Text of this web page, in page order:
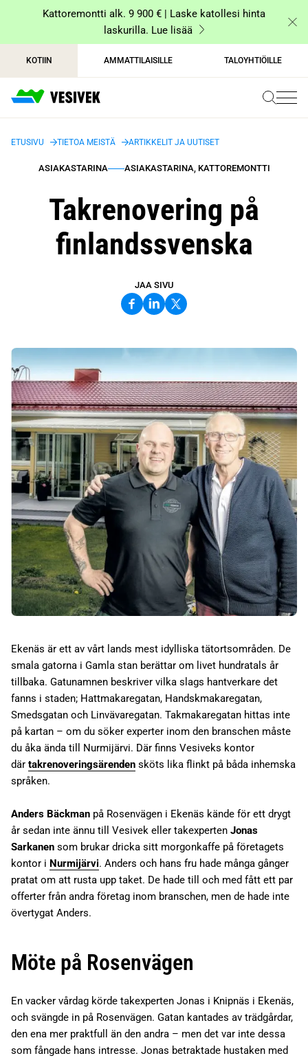
sisältöönKattoremontti alk. 9 900 € | Laske katollesi hinta
laskurilla. Lue lisää
KOTIIN AMMATTILAISILLE TALOYHTIÖILLE
ETUSIVU TIETOA MEISTÄ ARTIKKELIT JA UUTISET
ASIAKASTARINA ASIAKASTARINA, KATTOREMONTTI
Takrenovering på
finlandssvenska
JAA SIVU
Ekenäs är ett av vårt lands mest idylliska tätortsområden. De
smala gatorna i Gamla stan berättar om livet hundratals år
tillbaka. Gatunamnen beskriver vilka slags hantverkare det
fanns i staden; Hattmakaregatan, Handskmakaregatan,
Smedsgatan och Linvävaregatan. Takmakaregatan hittas inte
på kartan – om du söker experter inom den branschen måste
du åka ända till Nurmijärvi. Där finns Vesiveks kontor
där takrenoveringsärenden sköts lika flinkt på båda inhemska
språken.
Anders Bäckman på Rosenvägen i Ekenäs kände för ett drygt
år sedan inte ännu till Vesivek eller takexperten Jonas
Sarkanen som brukar dricka sitt morgonkaffe på företagets
kontor i Nurmijärvi. Anders och hans fru hade många gånger
pratat om att rusta upp taket. De hade till och med fått ett par
offerter från andra företag inom branschen, men de hade inte
övertygat Anders.
Möte på Rosenvägen
En vacker vårdag körde takexperten Jonas i Knipnäs i Ekenäs,
och svängde in på Rosenvägen. Gatan kantades av trädgårdar,
den ena mer praktfull än den andra – men det var inte dessa
som fångade hans intresse. Jonas betraktade hustaken med